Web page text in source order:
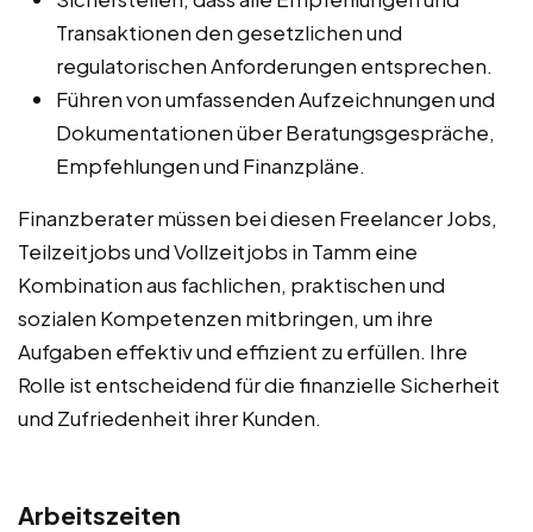
Transaktionen den gesetzlichen und
regulatorischen Anforderungen entsprechen.
Führen von umfassenden Aufzeichnungen und
Dokumentationen über Beratungsgespräche,
Empfehlungen und Finanzpläne.
Finanzberater müssen bei diesen Freelancer Jobs,
Teilzeitjobs und Vollzeitjobs in Tamm eine
Kombination aus fachlichen, praktischen und
sozialen Kompetenzen mitbringen, um ihre
Aufgaben effektiv und effizient zu erfüllen. Ihre
Rolle ist entscheidend für die finanzielle Sicherheit
und Zufriedenheit ihrer Kunden.
Arbeitszeiten